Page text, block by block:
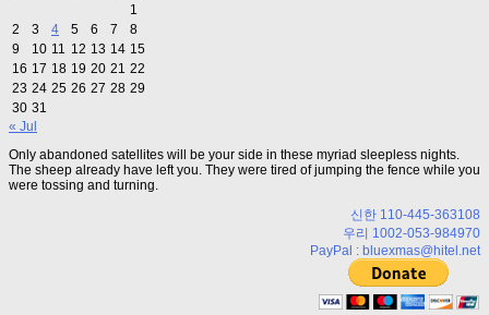
1
2
3 4 5 6 7
8
9
10 11 12 13 14 15
16 17 18 19 20 21 22
23 24 25 26 27 28 29
30 31
« Jul
Only abandoned satellites will be your side in these myriad sleepless nights.
The sheep already have left you. They were tired of jumping the fence while you
were tossing and turning.
신한 110-445-363108
우리 1002-053-984970
PayPal : bluexmas@hitel.net